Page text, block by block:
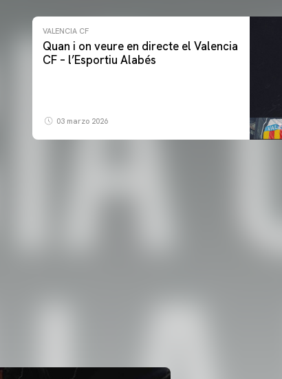
VALENCIA CF
Quan i on veure en directe el Valencia
CF – l’Esportiu Alabés
03 marzo 2026